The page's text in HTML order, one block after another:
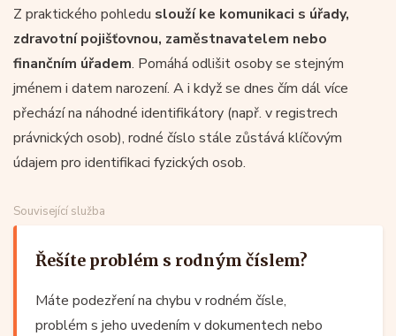
Z praktického pohledu slouží ke komunikaci s úřady,
zdravotní pojišťovnou, zaměstnavatelem nebo
finančním úřadem. Pomáhá odlišit osoby se stejným
jménem i datem narození. A i když se dnes čím dál více
přechází na náhodné identifikátory (např. v registrech
právnických osob), rodné číslo stále zůstává klíčovým
údajem pro identifikaci fyzických osob.
Související služba
Řešíte problém s rodným číslem?
Máte podezření na chybu v rodném čísle,
problém s jeho uvedením v dokumentech nebo